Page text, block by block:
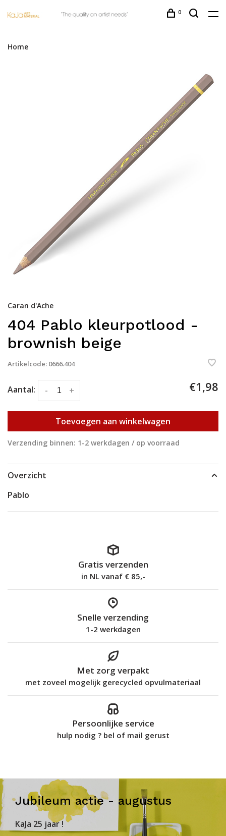
0
Home
Caran d'Ache
404 Pablo kleurpotlood -
brownish beige
Artikelcode: 0666.404
Aantal: +
- €1,98
Toevoegen aan winkelwagen
Verzending binnen: 1-2 werkdagen / op voorraad
Overzicht
Pablo
Gratis verzenden
in NL vanaf € 85,-
Snelle verzending
1-2 werkdagen
Met zorg verpakt
met zoveel mogelijk gerecycled opvulmateriaal
Persoonlijke service
hulp nodig ? bel of mail gerust
Jubileum actie - augustus
KaJa 25 jaar !